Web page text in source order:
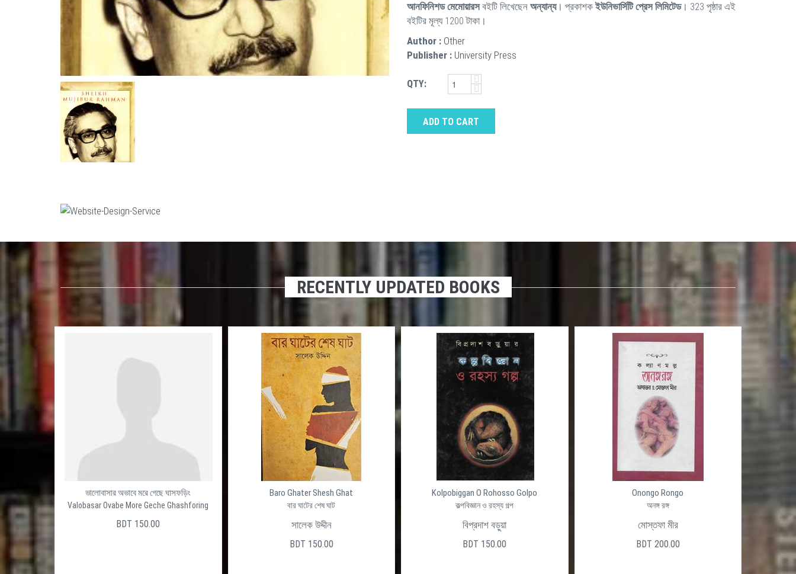
আনফিনিশড মেমোয়ারসবইটি লিখেছেন অন্যান্য। প্রকাশকইউনিভার্সিটি প্রেস লিমিটেড। 323 পৃষ্ঠার এই
বইটির মূল্য 1200 টাকা।
Author : Other
Publisher : University Press
QTY:
ADD TO CART
RECENTLY UPDATED BOOKS
ভালোবাসার অভাবে মরে গেছে ঘাসফড়িং
Valobasar Ovabe More Geche Ghashforing
BDT 150.00
Baro Ghater Shesh Ghat
বার ঘাটের শেষ ঘাট
সালেক উদ্দীন
BDT 150.00
Kolpobiggan O Rohosso Golpo
কল্পবিজ্ঞান ও রহস্য গল্প
বিপ্রদাশ বড়ুয়া
BDT 150.00
Onongo Rongo
অনঙ্গ রঙ্গ
মোস্তফা মীর
BDT 200.00